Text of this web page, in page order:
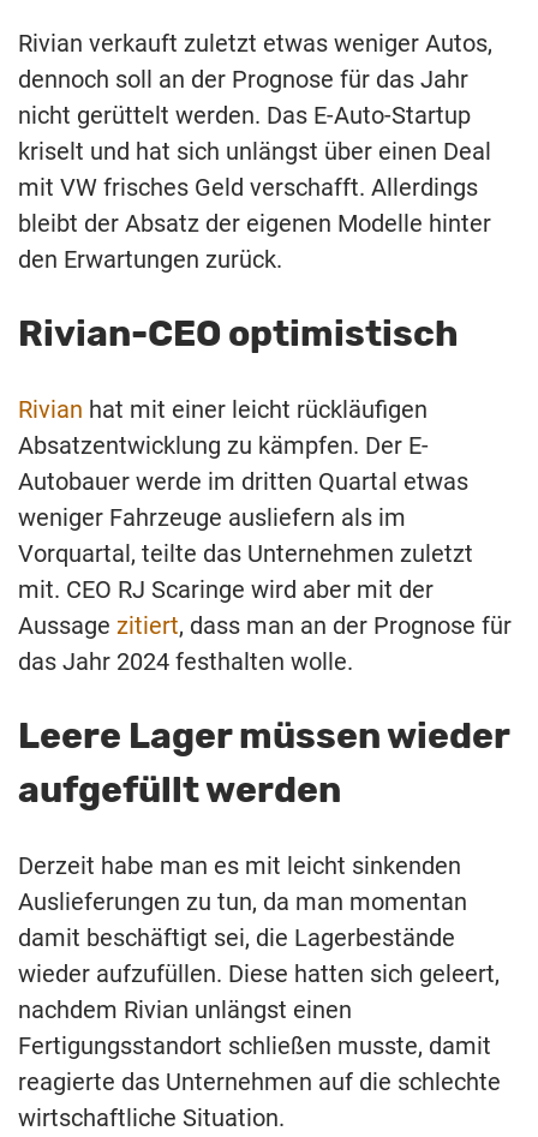
Rivian verkauft zuletzt etwas weniger Autos,
dennoch soll an der Prognose für das Jahr
nicht gerüttelt werden. Das E-Auto-Startup
kriselt und hat sich unlängst über einen Deal
mit VW frisches Geld verschafft. Allerdings
bleibt der Absatz der eigenen Modelle hinter
den Erwartungen zurück.
Rivian-CEO optimistisch
Rivian hat mit einer leicht rückläufigen
Absatzentwicklung zu kämpfen. Der E-
Autobauer werde im dritten Quartal etwas
weniger Fahrzeuge ausliefern als im
Vorquartal, teilte das Unternehmen zuletzt
mit. CEO RJ Scaringe wird aber mit der
Aussage zitiert, dass man an der Prognose für
das Jahr 2024 festhalten wolle.
Leere Lager müssen wieder
aufgefüllt werden
Derzeit habe man es mit leicht sinkenden
Auslieferungen zu tun, da man momentan
damit beschäftigt sei, die Lagerbestände
wieder aufzufüllen. Diese hatten sich geleert,
nachdem Rivian unlängst einen
Fertigungsstandort schließen musste, damit
reagierte das Unternehmen auf die schlechte
wirtschaftliche Situation.